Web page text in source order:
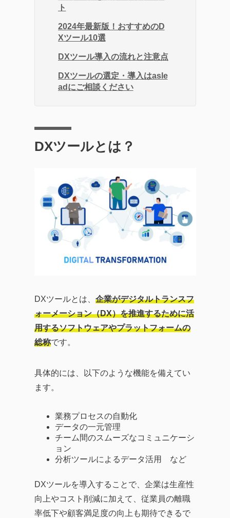
ト
2024年最新版！おすすめのD
Xツール10選
DXツール導入の流れと注意点
DXツールの選定・導入はasle
adにご相談ください
DXツールとは？
DXツールとは、 企業がデジタルトランスフ
ォーメーション（DX）を推進するために活
用するソフトウェアやプラットフォームの
総称です。
具体的には、以下のような機能を備えてい
ます。
業務プロセスの自動化
データの一元管理
チーム間のスムーズなコミュニケーシ
ョン
分析ツールによるデータ活用 など
DXツールを導入することで、企業は生産性
向上やコスト削減に加えて、従業員の離職
率低下や顧客満足度の向上も期待できるで